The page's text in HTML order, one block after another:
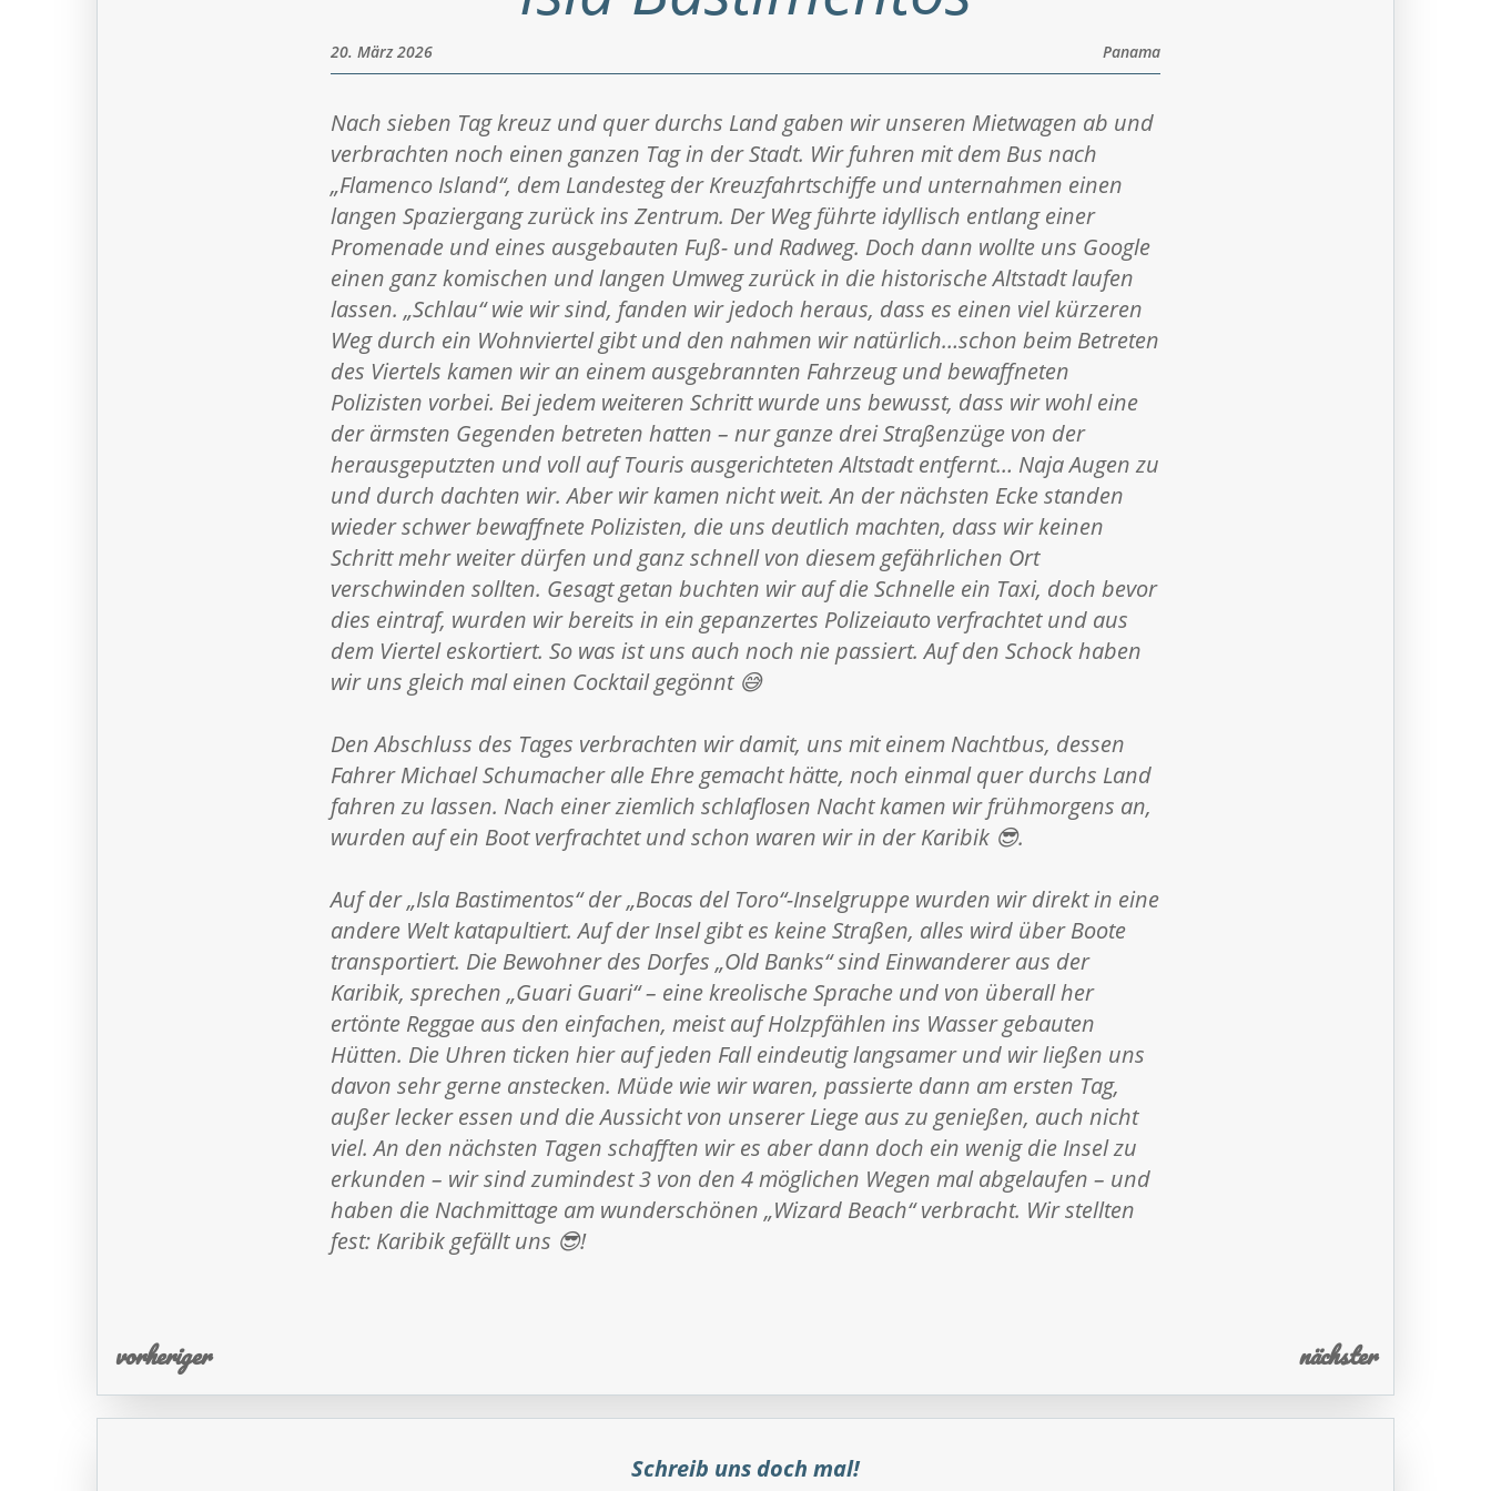
20. März 2026 Panama
Nach sieben Tag kreuz und quer durchs Land gaben wir unseren Mietwagen ab und
verbrachten noch einen ganzen Tag in der Stadt. Wir fuhren mit dem Bus nach
„Flamenco Island“, dem Landesteg der Kreuzfahrtschiffe und unternahmen einen
langen Spaziergang zurück ins Zentrum. Der Weg führte idyllisch entlang einer
Promenade und eines ausgebauten Fuß- und Radweg. Doch dann wollte uns Google
einen ganz komischen und langen Umweg zurück in die historische Altstadt laufen
lassen. „Schlau“ wie wir sind, fanden wir jedoch heraus, dass es einen viel kürzeren
Weg durch ein Wohnviertel gibt und den nahmen wir natürlich…schon beim Betreten
des Viertels kamen wir an einem ausgebrannten Fahrzeug und bewaffneten
Polizisten vorbei. Bei jedem weiteren Schritt wurde uns bewusst, dass wir wohl eine
der ärmsten Gegenden betreten hatten – nur ganze drei Straßenzüge von der
herausgeputzten und voll auf Touris ausgerichteten Altstadt entfernt… Naja Augen zu
und durch dachten wir. Aber wir kamen nicht weit. An der nächsten Ecke standen
wieder schwer bewaffnete Polizisten, die uns deutlich machten, dass wir keinen
Schritt mehr weiter dürfen und ganz schnell von diesem gefährlichen Ort
verschwinden sollten. Gesagt getan buchten wir auf die Schnelle ein Taxi, doch bevor
dies eintraf, wurden wir bereits in ein gepanzertes Polizeiauto verfrachtet und aus
dem Viertel eskortiert. So was ist uns auch noch nie passiert. Auf den Schock haben
wir uns gleich mal einen Cocktail gegönnt 😅
Den Abschluss des Tages verbrachten wir damit, uns mit einem Nachtbus, dessen
Fahrer Michael Schumacher alle Ehre gemacht hätte, noch einmal quer durchs Land
fahren zu lassen. Nach einer ziemlich schlaflosen Nacht kamen wir frühmorgens an,
wurden auf ein Boot verfrachtet und schon waren wir in der Karibik 😎.
Auf der „Isla Bastimentos“ der „Bocas del Toro“-Inselgruppe wurden wir direkt in eine
andere Welt katapultiert. Auf der Insel gibt es keine Straßen, alles wird über Boote
transportiert. Die Bewohner des Dorfes „Old Banks“ sind Einwanderer aus der
Karibik, sprechen „Guari Guari“ – eine kreolische Sprache und von überall her
ertönte Reggae aus den einfachen, meist auf Holzpfählen ins Wasser gebauten
Hütten. Die Uhren ticken hier auf jeden Fall eindeutig langsamer und wir ließen uns
davon sehr gerne anstecken. Müde wie wir waren, passierte dann am ersten Tag,
außer lecker essen und die Aussicht von unserer Liege aus zu genießen, auch nicht
viel. An den nächsten Tagen schafften wir es aber dann doch ein wenig die Insel zu
erkunden – wir sind zumindest 3 von den 4 möglichen Wegen mal abgelaufen – und
haben die Nachmittage am wunderschönen „Wizard Beach“ verbracht. Wir stellten
fest: Karibik gefällt uns 😎!
vorheriger nächster
Schreib uns doch mal!